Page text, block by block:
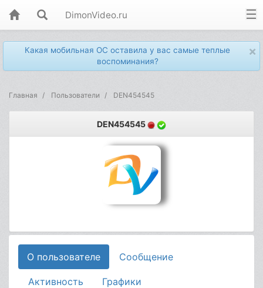
DimonVideo.ru
×
Какая мобильная ОС оставила у вас самые теплые
воспоминания?
Главная Пользователи DEN454545
DEN454545
О пользователе Сообщение
Активность Графики